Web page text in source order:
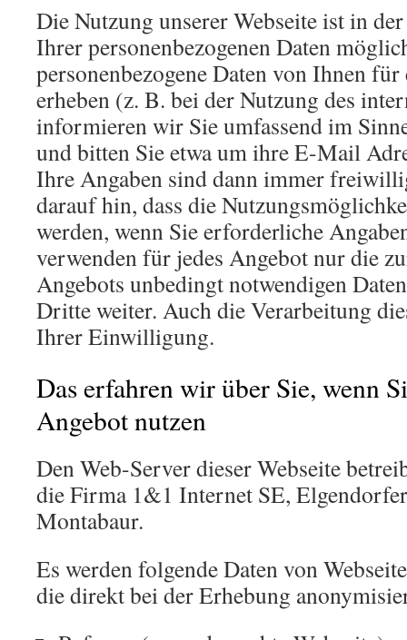
Die Nutzung unserer Webseite ist in
Ihrer personenbezogenen Daten
personenbezogene Daten von Ihnen
erheben (z. B. bei der Nutzung des
informieren wir Sie umfassend im
und bitten Sie etwa um ihre E-Mail
Ihre Angaben sind dann immer
darauf hin, dass die
werden, wenn Sie erforderliche
verwenden für jedes Angebot nur die
Angebots unbedingt notwendigen
Dritte weiter. Auch die Verarbeitung
Ihrer Einwilligung.
Das erfahren wir über Sie, wenn
Angebot nutzen
Den Web-Server dieser Webseite
die Firma 1&1 Internet SE,
Montabaur.
Es werden folgende Daten von
die direkt bei der Erhebung